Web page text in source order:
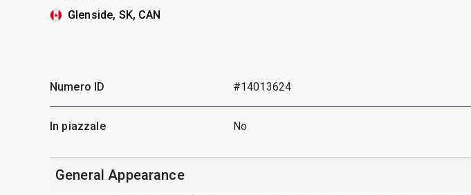
Glenside, SK, CAN
Numero ID #14013624
In piazzale No
General Appearance